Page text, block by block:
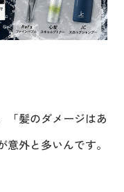
「髪のダメージはあ
外と多いんです。